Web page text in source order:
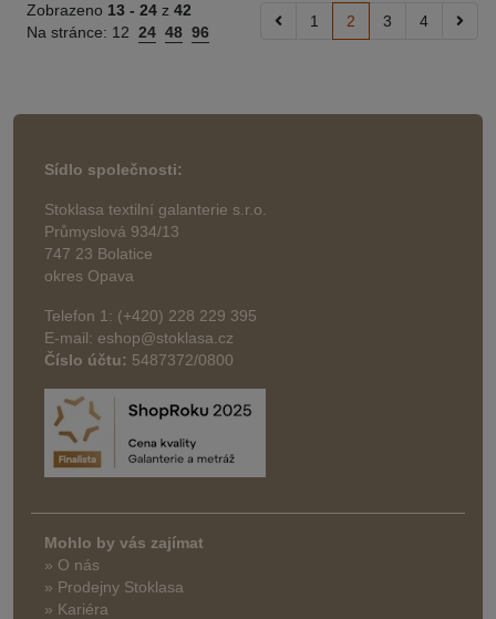
Zobrazeno 13 - 24 z 42
Na stránce: 12 24 48 96
1 2 3 4
Sídlo společnosti:
Stoklasa textilní galanterie s.r.o.
Průmyslová 934/13
747 23 Bolatice
okres Opava
Telefon 1: (+420) 228 229 395
E-mail: eshop@stoklasa.cz
Číslo účtu: 5487372/0800
Mohlo by vás zajímat
» O nás
» Prodejny Stoklasa
» Kariéra